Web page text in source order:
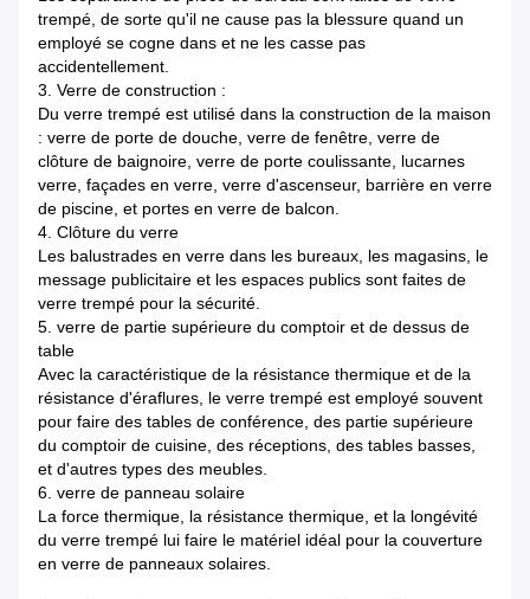
trempé, de sorte qu'il ne cause pas la blessure quand un
employé se cogne dans et ne les casse pas
accidentellement.
3. Verre de construction :
Du verre trempé est utilisé dans la construction de la maison
: verre de porte de douche, verre de fenêtre, verre de
clôture de baignoire, verre de porte coulissante, lucarnes
verre, façades en verre, verre d'ascenseur, barrière en verre
de piscine, et portes en verre de balcon.
4. Clôture du verre
Les balustrades en verre dans les bureaux, les magasins, le
message publicitaire et les espaces publics sont faites de
verre trempé pour la sécurité.
5. verre de partie supérieure du comptoir et de dessus de
table
Avec la caractéristique de la résistance thermique et de la
résistance d'éraflures, le verre trempé est employé souvent
pour faire des tables de conférence, des partie supérieure
du comptoir de cuisine, des réceptions, des tables basses,
et d'autres types des meubles.
6. verre de panneau solaire
La force thermique, la résistance thermique, et la longévité
du verre trempé lui faire le matériel idéal pour la couverture
en verre de panneaux solaires.